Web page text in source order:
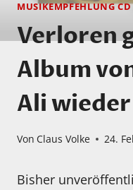
MUSIKEMPFEHLUNG CD
Verloren
Album
Ali
Von Claus Volke 24.
Bisher